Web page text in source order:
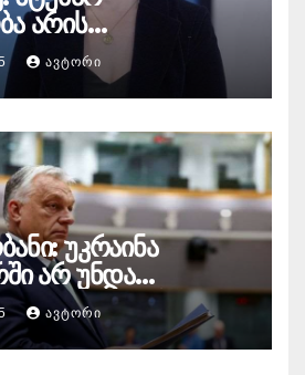
არის
განსაკუთრებული
იდენტობა,
ქვეყანას
ყველაფერში
ᲐᲕᲢᲝᲠᲘ
უკრაინა
არ უნდა
თუნდაც ამის
ბრიუსელი ყირაზე
ᲐᲕᲢᲝᲠᲘ